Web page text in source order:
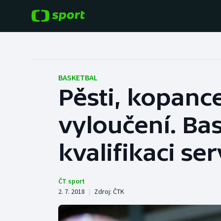
Hokej
Tenis
Atletika
Baseball a softbal
Basketbal
Biatlon
BASKETBAL
Pěsti,
vyloučení.
kvalifikaci
ČT sport
2. 7. 2018 | Zdroj: ČTK